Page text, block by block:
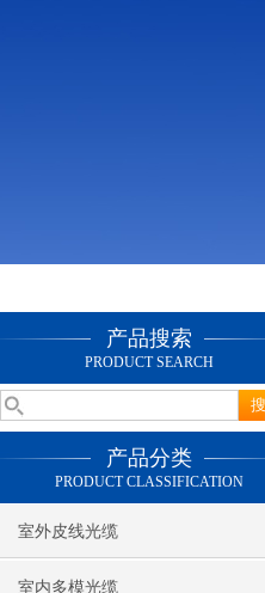
产品搜索
PRODUCT SEARCH
产品分类
PRODUCT CLASSIFICATION
室外皮线光缆
室内多模光缆